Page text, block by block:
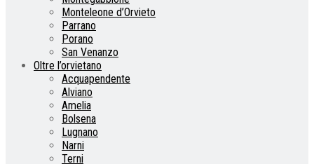
Monteleone d’Orvieto
Parrano
Porano
San Venanzo
Oltre l’orvietano
Acquapendente
Alviano
Amelia
Bolsena
Lugnano
Narni
Terni